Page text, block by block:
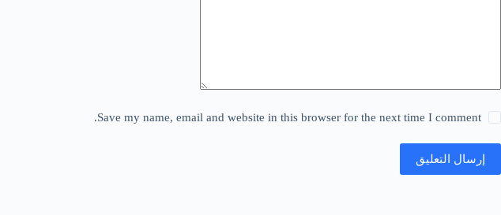
Save my name, email and website in this browser for the next time I comment.
إرسال التعليق